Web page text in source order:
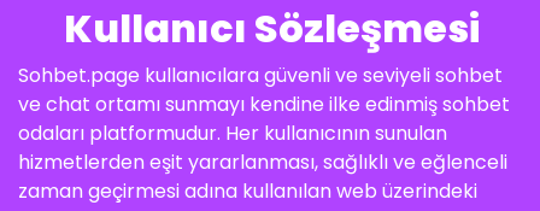
Kullanıcı Sözleşmesi
Sohbet.page kullanıcılara güvenli ve seviyeli sohbet
ve chat ortamı sunmayı kendine ilke edinmiş sohbet
odaları platformudur. Her kullanıcının sunulan
hizmetlerden eşit yararlanması, sağlıklı ve eğlenceli
zaman geçirmesi adına kullanılan web üzerindeki